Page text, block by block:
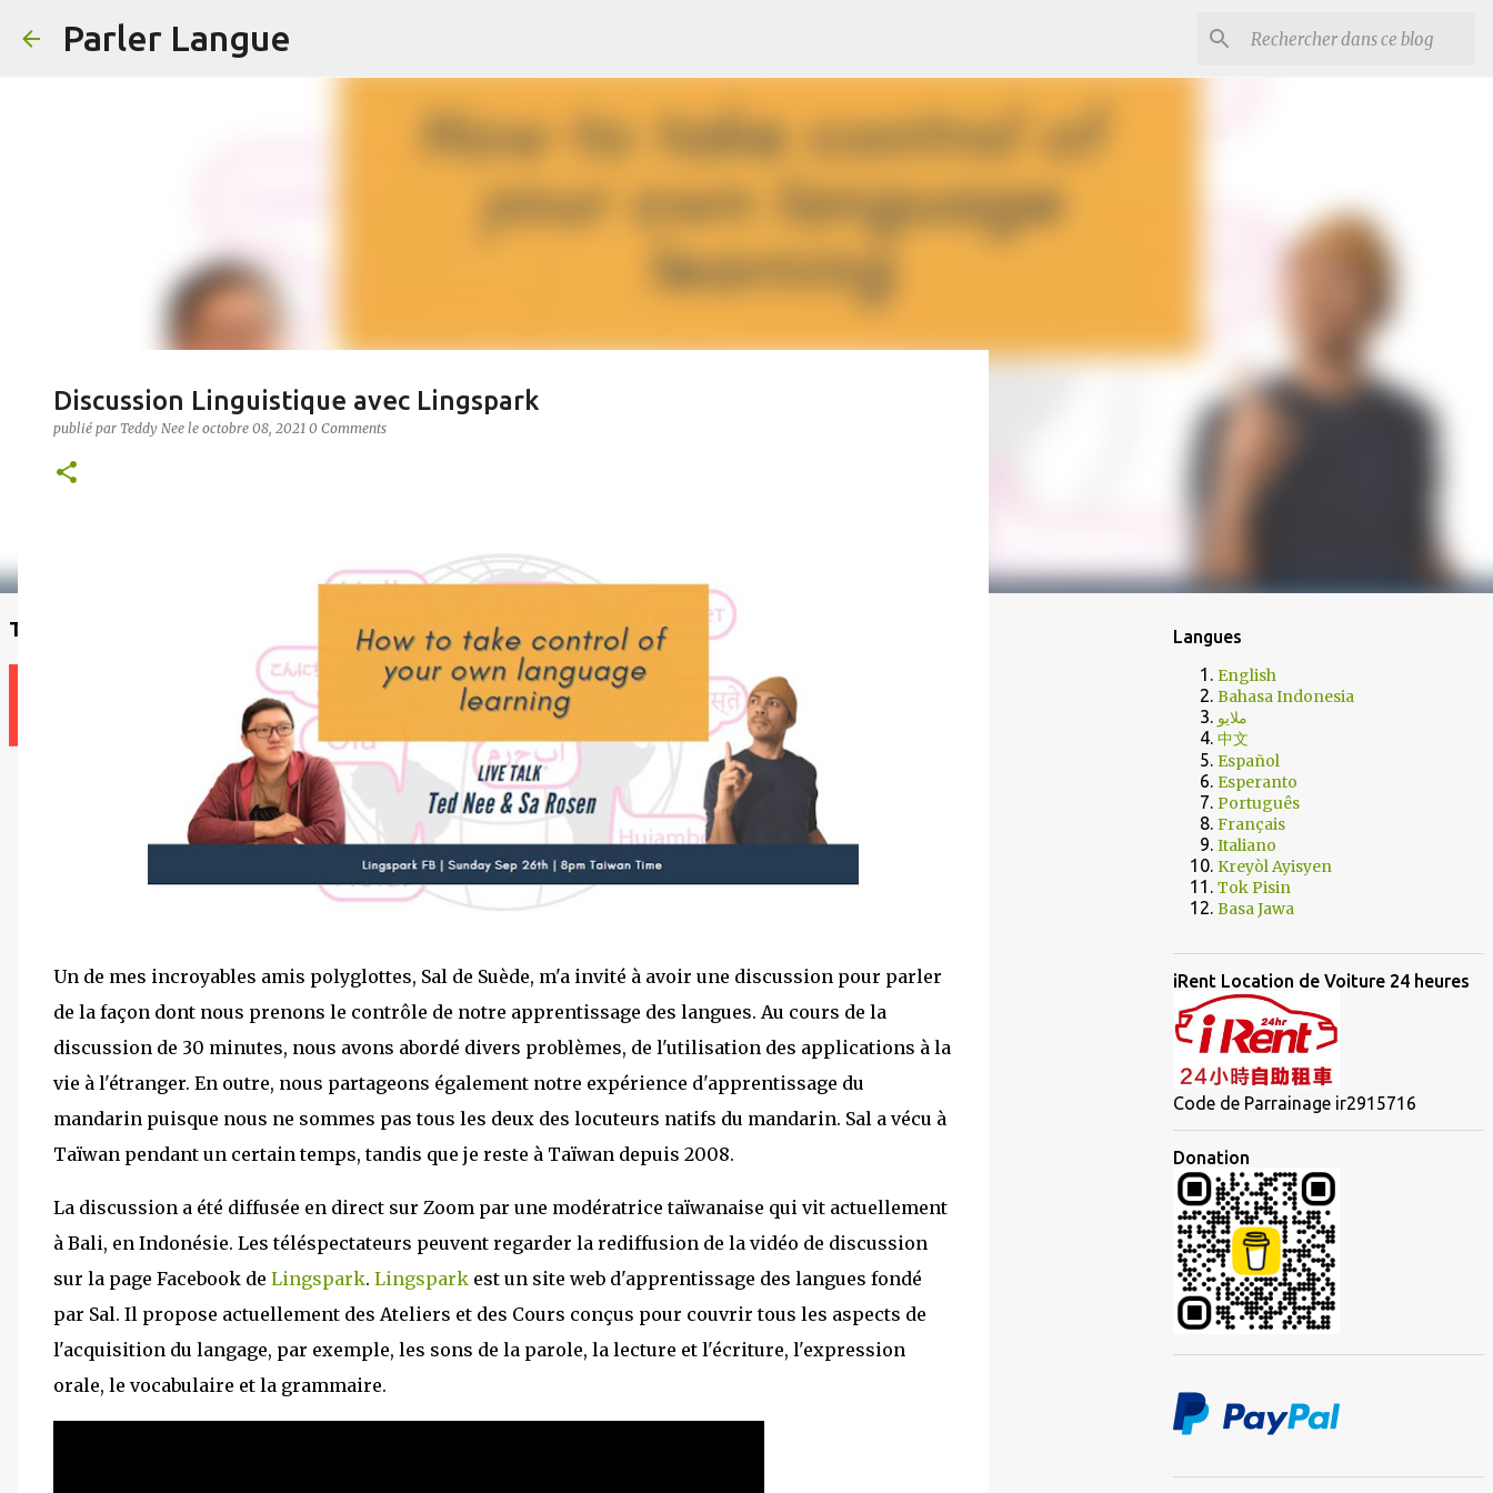
Parler Langue
Trouvez un enseignant
Discussion Linguistique avec Lingspark
publié par Teddy Nee le octobre 08, 2021 0 Comments
Un de mes incroyables amis polyglottes, Sal de Suède, m'a invité à avoir une discussion pour parler
de la façon dont nous prenons le contrôle de notre apprentissage des langues. Au cours de la
discussion de 30 minutes, nous avons abordé divers problèmes, de l'utilisation des applications à la
vie à l'étranger. En outre, nous partageons également notre expérience d'apprentissage du
mandarin puisque nous ne sommes pas tous les deux des locuteurs natifs du mandarin. Sal a vécu à
Taïwan pendant un certain temps, tandis que je reste à Taïwan depuis 2008.
La discussion a été diffusée en direct sur Zoom par une modératrice taïwanaise qui vit actuellement
à Bali, en Indonésie. Les téléspectateurs peuvent regarder la rediffusion de la vidéo de discussion
sur la page Facebook de Lingspark. Lingspark est un site web d'apprentissage des langues fondé
par Sal. Il propose actuellement des Ateliers et des Cours conçus pour couvrir tous les aspects de
l'acquisition du langage, par exemple, les sons de la parole, la lecture et l'écriture, l'expression
orale, le vocabulaire et la grammaire.
Langues
English
Bahasa Indonesia
ملايو
中文
Español
Esperanto
Português
Français
Italiano
Kreyòl Ayisyen
Tok Pisin
Basa Jawa
iRent Location de Voiture 24 heures
Code de Parrainage ir2915716
Donation